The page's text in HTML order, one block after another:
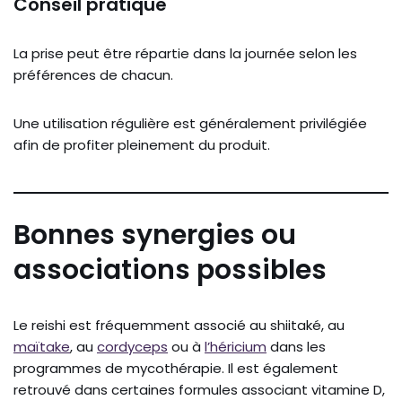
La prise peut être répartie dans la journée selon les
préférences de chacun.
Une utilisation régulière est généralement privilégiée
afin de profiter pleinement du produit.
Bonnes synergies ou
associations possibles
Le reishi est fréquemment associé au shiitaké, au
maïtake, au cordyceps ou à l’héricium dans les
programmes de mycothérapie. Il est également
retrouvé dans certaines formules associant vitamine D,